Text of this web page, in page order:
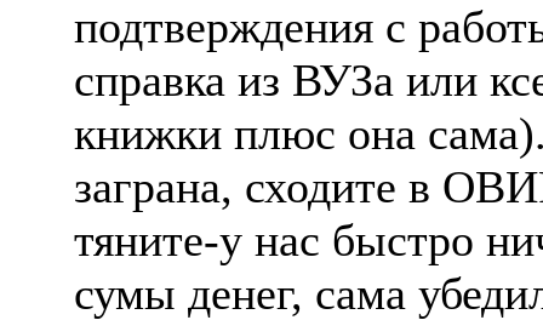
подтверждения с
справка из ВУЗа или
книжки плюс она
заграна, сходите в
тяните-у нас быстро
сумы денег, сама